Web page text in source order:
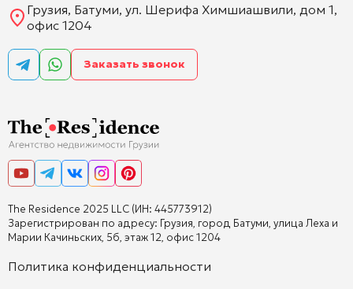
The Residence 2025 LLC (ИН: 445773912)
Зарегистрирован по адресу: Грузия, город Батуми, улица Леха и
Марии Качиньских, 5б, этаж 12, офис 1204
Политика конфиденциальности
Грузия, Батуми, ул. Шерифа Химшиашвили, дом 1,
офис 1204
Заказать звонок